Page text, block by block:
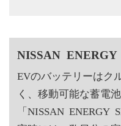
NISSAN ENERGY
EVのバッテリーはク
く、移動可能な蓄電
「NISSAN ENERGY